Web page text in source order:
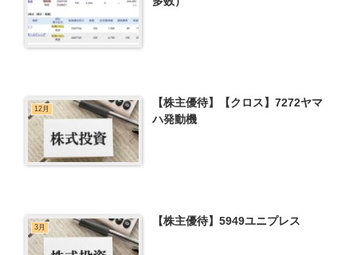
12月
【株主優待】【クロス】7272ヤマ
ハ発動機
3月 【株主優待】5949ユニプレス